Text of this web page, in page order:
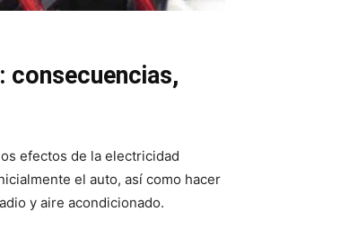
consecuencias,
efectos de la electricidad
el auto, así como hacer
y aire acondicionado.